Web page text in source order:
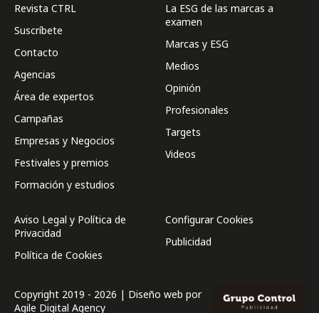
Revista CTRL
Suscríbete
Contacto
Agencias
Área de expertos
Campañas
Empresas y Negocios
Festivales y premios
Formación y estudios
La ESG de las marcas a
examen
Marcas y ESG
Medios
Opinión
Profesionales
Targets
Videos
Aviso Legal y Política de
Privacidad
Política de Cookies
Configurar Cookies
Publicidad
Copyright 2019 - 2026 | Diseño web por
Agile Digital Agency